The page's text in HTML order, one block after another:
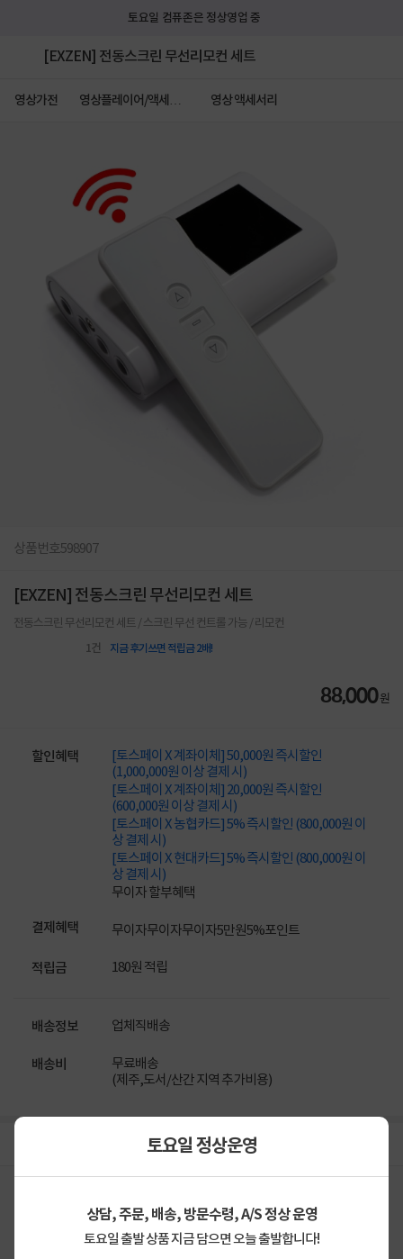
토요일 정상운영
상담, 주문, 배송, 방문수령, A/S 정상 운영
토요일 출발 상품 지금 담으면 오늘 출발합니다!
토요일 컴퓨존은 정상영업 중
[EXZEN] 전동스크린 무선리모컨 세트
영상가전
영상플레이어/액세서
영상 액세서리
상품번호598907
[EXZEN] 전동스크린 무선리모컨 세트
전동스크린 무선리모컨 세트 / 스크린 무선 컨트롤 가능 / 리모컨
1건 지금 후기쓰면 적립금 2배!
88,000원
할인혜택
[토스페이 X 계좌이체] 50,000원 즉시할인
(1,000,000원 이상 결제 시)
[토스페이 X 계좌이체] 20,000원 즉시할인
(600,000원 이상 결제 시)
[토스페이 X 농협카드] 5% 즉시할인 (800,000원 이
상 결제 시)
[토스페이 X 현대카드] 5% 즉시할인 (800,000원 이
상 결제 시)
무이자 할부혜택
결제혜택 무이자무이자무이자5만원5%포인트
적립금 180원 적립
배송정보 업체직배송
배송비
무료배송
(제주,도서/산간 지역 추가비용)
구매후기(1)
해당 상품의 출고 마감시간은 15시 00분으로 이후 결제건은 다음 영업일에 출고됩니